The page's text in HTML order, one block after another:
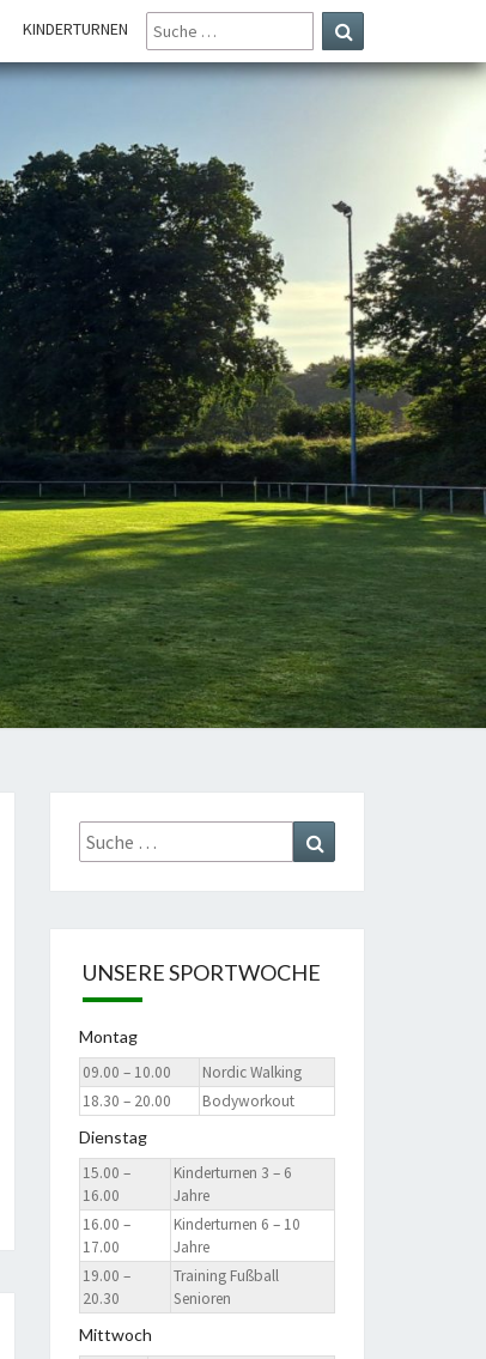
KINDERTURNEN
SUCHE
NACH:
Suchen
Suche
nach:
UNSERE SPORTWOCHE
Montag
09.00 – 10.00
Nordic Walking
18.30 – 20.00
Bodyworkout
Dienstag
15.00 –
16.00
Kinderturnen 3 – 6
Jahre
16.00 –
17.00
Kinderturnen 6 – 10
Jahre
19.00 –
20.30
Training Fußball
Senioren
Mittwoch